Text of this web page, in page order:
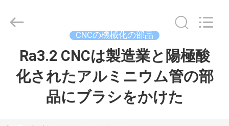
Copyright
Shenzhen
Technology
CNCの機械化の部品
Ra3.2 CNCは製造業と陽極酸
化されたアルミニウム管の部
品にブラシをかけた